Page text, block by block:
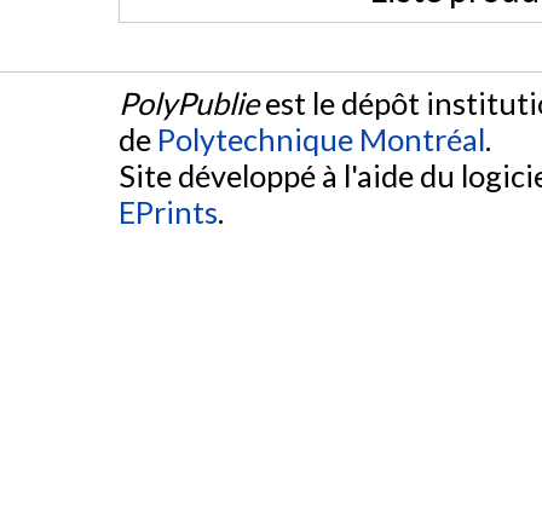
PolyPublieest le dépôt
de Polytechnique Montréal.
Site développé à l'aide du
EPrints.